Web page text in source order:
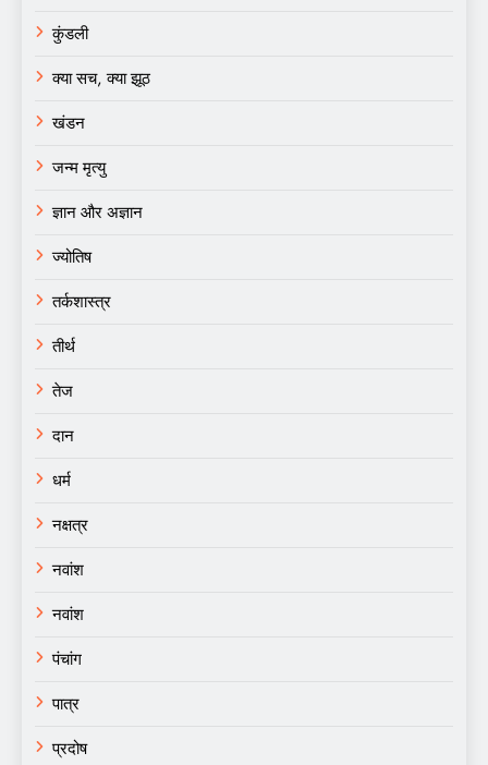
कुंडली
क्या सच, क्या झूठ
खंडन
जन्म मृत्यु
ज्ञान और अज्ञान
ज्योतिष
तर्कशास्त्र
तीर्थ
तेज
दान
धर्म
नक्षत्र
नवांश
नवांश
पंचांग
पात्र
प्रदोष